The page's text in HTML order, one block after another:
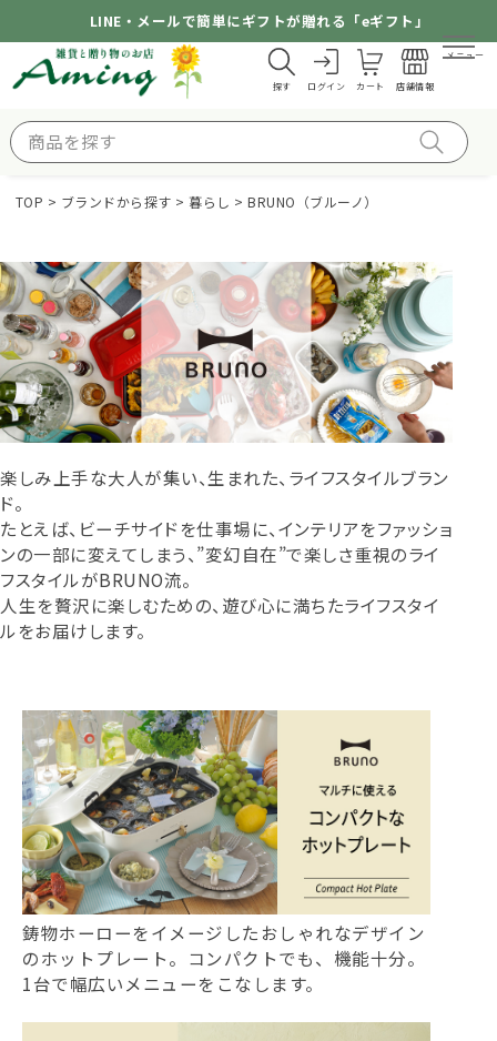
LINE・メールで簡単にギフトが贈れる「eギフト」
探す ログイン カート 店舗情報
メニュー
TOP ブランドから探す 暮らし BRUNO（ブルーノ）
楽しみ上手な大人が集い、生まれた、ライフスタイルブラン
ド。
たとえば、ビーチサイドを仕事場に、インテリアをファッショ
ンの一部に変えてしまう、”変幻自在”で楽しさ重視のライ
フスタイルがBRUNO流。
人生を贅沢に楽しむための、遊び心に満ちたライフスタイ
ルをお届けします。
鋳物ホーローをイメージしたおしゃれなデザイン
のホットプレート。コンパクトでも、機能十分。
1台で幅広いメニューをこなします。